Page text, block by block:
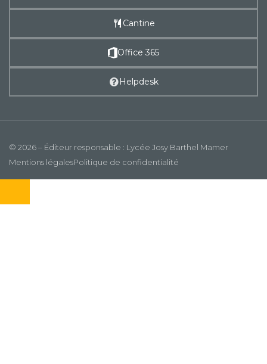
Cantine
Office 365
Helpdesk
© 2026 – Éditeur responsable : Lycée Josy Barthel Mamer
Mentions légalesPolitique de confidentialité